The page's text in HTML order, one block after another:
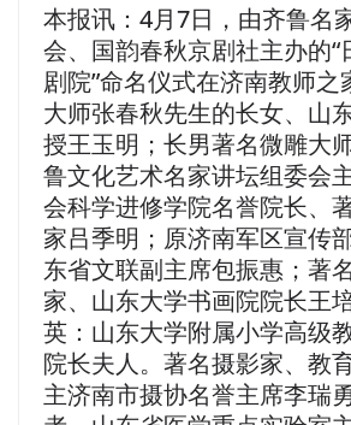
本报讯：4月7日，由齐鲁名
会、国韵春秋京剧社主办的“
剧院”命名仪式在济南教师之
大师张春秋先生的长女、山
授王玉明；长男著名微雕大
鲁文化艺术名家讲坛组委会
会科学进修学院名誉院长、
家吕季明；原济南军区宣传
东省文联副主席包振惠；著
家、山东大学书画院院长王
英：山东大学附属小学高级
院长夫人。著名摄影家、教
主济南市摄协名誉主席李瑞